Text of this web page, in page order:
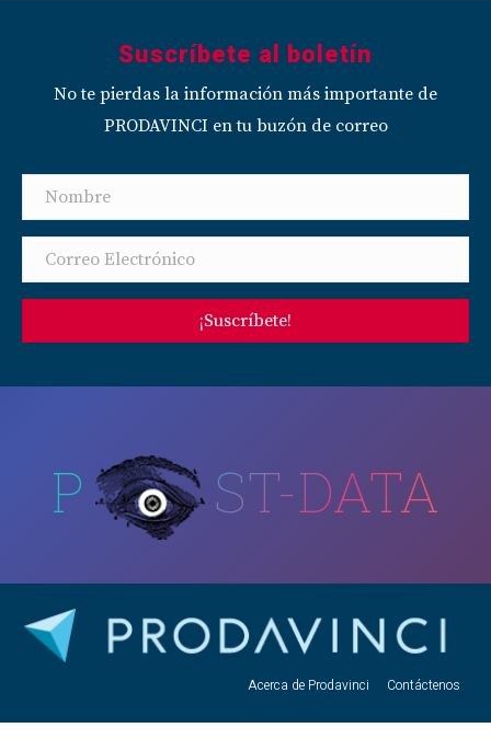
Suscríbete al boletín
No te pierdas la información más importante de
PRODAVINCI en tu buzón de correo
¡Suscríbete!
P ST-DATA
Acerca de Prodavinci Contáctenos